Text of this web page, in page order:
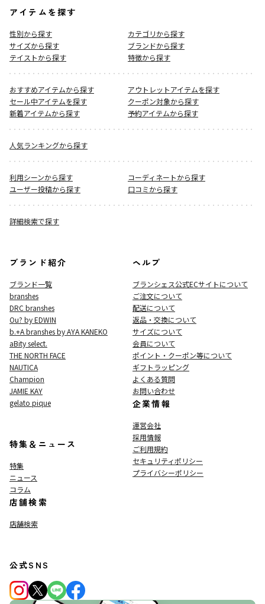
アイテムを探す
性別から探す
カテゴリから探す
サイズから探す
ブランドから探す
テイストから探す
特徴から探す
おすすめアイテムから探す
アウトレットアイテムを探す
セール中アイテムを探す
クーポン対象から探す
新着アイテムから探す
予約アイテムから探す
人気ランキングから探す
利用シーンから探す
コーディネートから探す
ユーザー投稿から探す
口コミから探す
詳細検索で探す
ブランド紹介
ブランド一覧
branshes
DRC branshes
Ou? by EDWIN
b.+A branshes by AYA KANEKO
aBity select.
THE NORTH FACE
NAUTICA
Champion
JAMIE KAY
gelato pique
特集＆ニュース
特集
ニュース
コラム
店舗検索
店舗検索
ヘルプ
ブランシェス公式ECサイトについて
ご注文について
配送について
返品・交換について
サイズについて
会員について
ポイント・クーポン等について
ギフトラッピング
よくある質問
お問い合わせ
企業情報
運営会社
採用情報
ご利用規約
セキュリティポリシー
プライバシーポリシー
公式SNS